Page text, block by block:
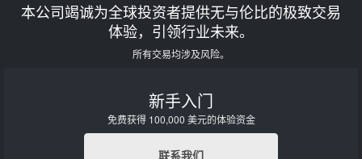
本公司竭诚为全球投资者提供无与伦比的极致交易
体验，引领行业未来。
所有交易均涉及风险。
新手入门
免费获得 100,000 美元的体验资金
联系我们